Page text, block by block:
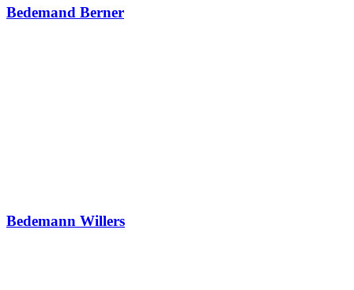
Bedemand Berner
Bedemann Willers